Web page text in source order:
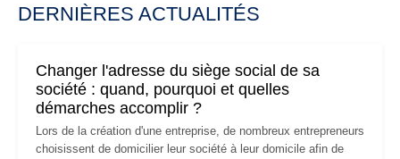
DERNIÈRES ACTUALITÉS
Changer l'adresse du siège social de sa
société : quand, pourquoi et quelles
démarches accomplir ?
Lors de la création d'une entreprise, de nombreux entrepreneurs
choisissent de domicilier leur société à leur domicile afin de